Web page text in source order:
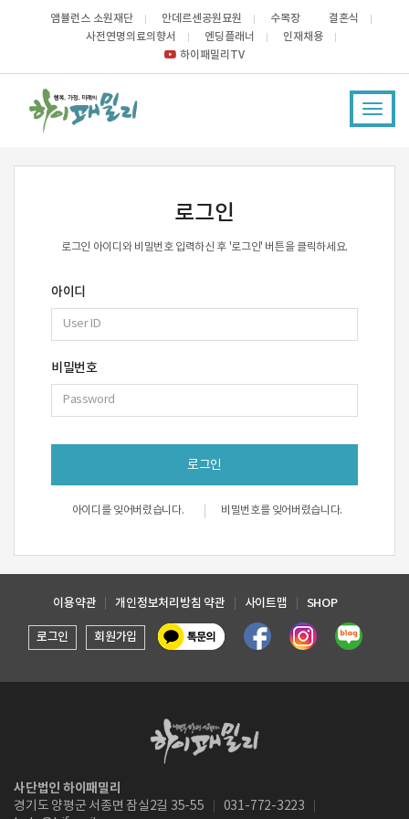
앰뷸런스 소원재단 안데르센공원묘원 수목장
결혼식
사전연명의료의향서
엔딩플래너
인재채용
하이패밀리TV
로그인
로그인 아이디와 비밀번호 입력하신 후 '로그인' 버튼을 클릭하세요.
아이디
비밀번호
로그인
아이디를 잊어버렸습니다. 비밀번호를 잊어버렸습니다.
이용약관 개인정보처리방침 약관 사이트맵 SHOP
로그인 회원가입
사단법인 하이패밀리
경기도 양평군 서종면 잠실2길 35-55
031-772-3223